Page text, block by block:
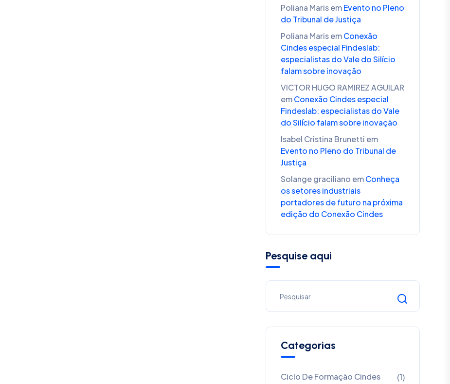
Poliana MarisemEvento no Pleno
do Tribunal de Justiça
Poliana MarisemConexão
Cindes especial Findeslab:
especialistas do Vale do Silício
falam sobre inovação
VICTOR HUGO RAMIREZ AGUILAR
emConexão Cindes especial
Findeslab: especialistas do Vale
do Silício falam sobre inovação
Isabel Cristina Brunetti em
Evento no Pleno do Tribunal de
Justiça
Solange graciliano emConheça
os setores industriais
portadores de futuro na próxima
edição do Conexão Cindes
Pesquise aqui
Categorias
Ciclo De Formação Cindes
(1)